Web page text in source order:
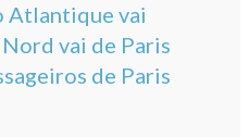
Atlantique vai
vai de Paris
de Paris